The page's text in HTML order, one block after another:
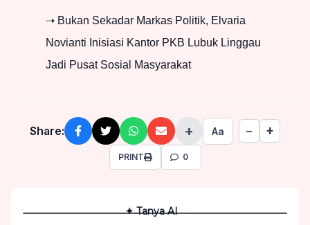
➝ Bukan Sekadar Markas Politik, Elvaria
Novianti Inisiasi Kantor PKB Lubuk Linggau
Jadi Pusat Sosial Masyarakat
Share: + Aa − +
PRINT 0
✦ Tanya AI